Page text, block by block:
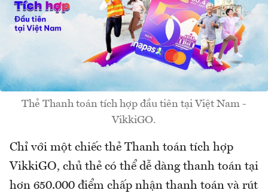
Thẻ Thanh toán tích hợp đầu tiên tại Việt Nam -
VikkiGO.
Chỉ với một chiếc thẻ Thanh toán tích hợp
VikkiGO, chủ thẻ có thể dễ dàng thanh toán tại
hơn 650.000 điểm chấp nhận thanh toán và rút